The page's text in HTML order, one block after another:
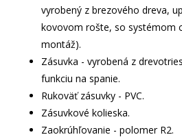
vyrobený z brezového dreva,
kovovom rošte, so systémom
montáž).
Zásuvka - vyrobená z
funkciu na spanie.
Rukoväť zásuvky - PVC.
Zásuvkové kolieska.
Zaokrúhľovanie - polomer R2.